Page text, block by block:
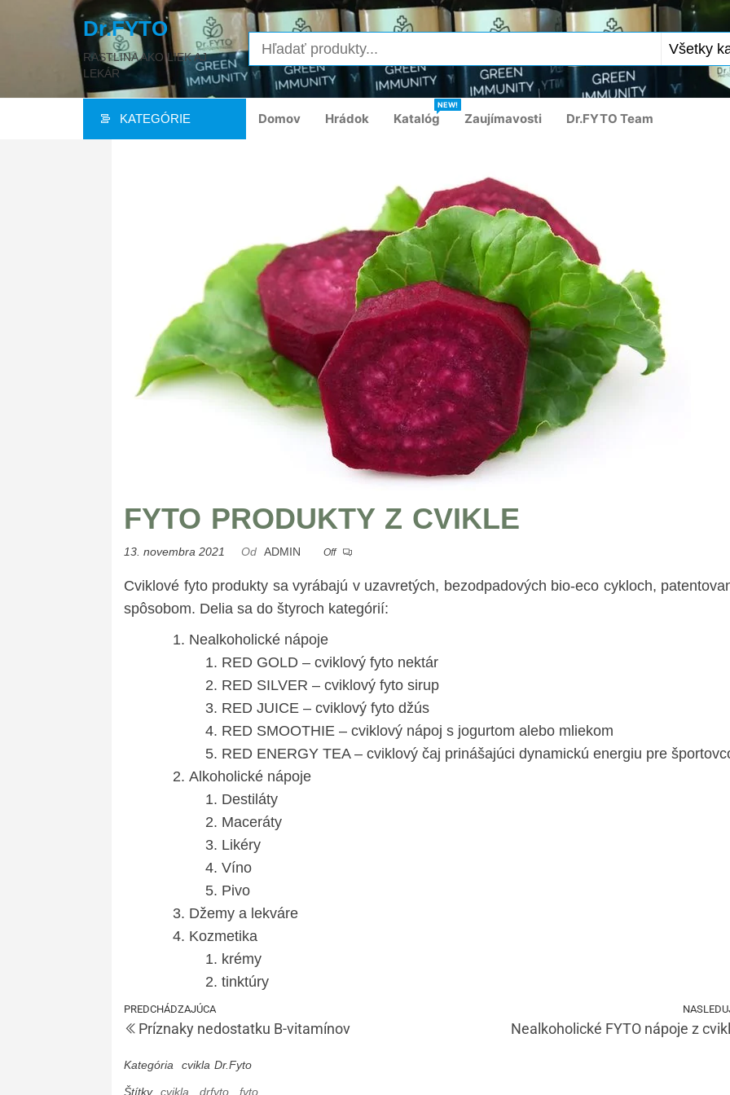
Dr.FYTO
RASTLINA AKO LIEK AJ
LEKÁR
KATEGÓRIE Domov Hrádok Katalóg
NEW!
Zaujímavosti Dr.FYTO Team
FYTO PRODUKTY Z CVIKLE
13. novembra 2021 Od ADMIN Off
Cviklové fyto produkty sa vyrábajú v uzavretých, bezodpadových bio-eco cykloch,
spôsobom. Delia sa do štyroch kategórií:
Nealkoholické nápoje
RED GOLD – cviklový fyto nektár
RED SILVER – cviklový fyto sirup
RED JUICE – cviklový fyto džús
RED SMOOTHIE – cviklový nápoj s jogurtom alebo mliekom
RED ENERGY TEA – cviklový čaj prinášajúci dynamickú energiu pre
Alkoholické nápoje
Destiláty
Maceráty
Likéry
Víno
Pivo
Džemy a lekváre
Kozmetika
krémy
tinktúry
PREDCHÁDZAJÚCA
Príznaky nedostatku B-vitamínov Nealkoholické FYTO nápoje z
Kategória cvikla Dr.Fyto
Štítky cvikla drfyto fyto